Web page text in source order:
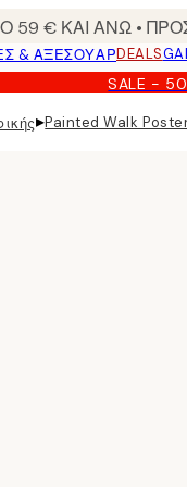
€ ΚΑΙ ΑΝΩ •
& ΑΞΕΣΟΥΆΡDEALS
SALE -
▸Painted Walk